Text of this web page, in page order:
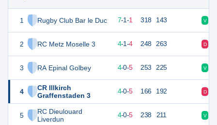
1 Rugby Club Bar le Duc
2 RC Metz Moselle 3
3 RA Epinal Golbey
4
CR Illkirch
Graffenstaden 3
5
RC Dieulouard
Liverdun
36 9 7-1-1 318 143 V
25 4-1-4 248 263 D
24 4-0-5 253 225 V
21 4-0-5 166 192 D
4-0-5 238 211 V